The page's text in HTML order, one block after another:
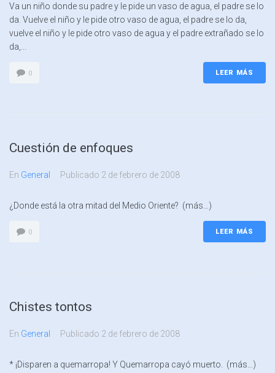
Va un niño donde su padre y le pide un vaso de agua, el padre se lo
da. Vuelve el niño y le pide otro vaso de agua, el padre se lo da,
vuelve el niño y le pide otro vaso de agua y el padre extrañado se lo
da,...
0 LEER MÁS
Cuestión de enfoques
En General Publicado 2 de febrero de 2008
¿Donde está la otra mitad del Medio Oriente? (más…)
0 LEER MÁS
Chistes tontos
En General Publicado 2 de febrero de 2008
* ¡Disparen a quemarropa! Y Quemarropa cayó muerto. (más…)